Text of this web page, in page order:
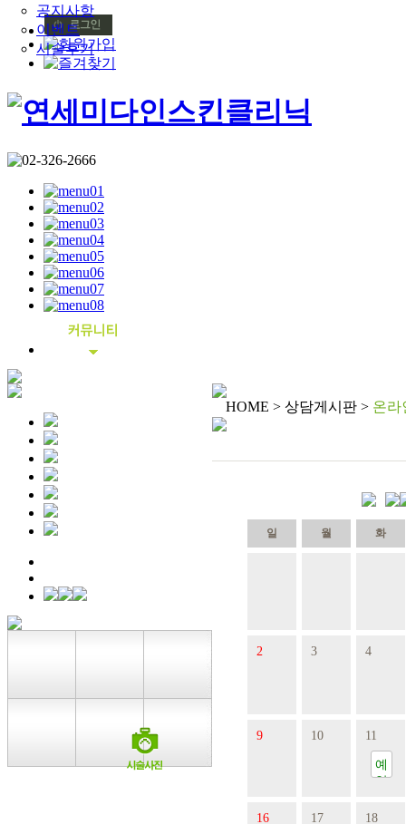
공지사항
이벤트
시술후기
HOME > 상담게시판 > 온라
일 월 화
2 3 4
9 10 11
예
약
16 17 18